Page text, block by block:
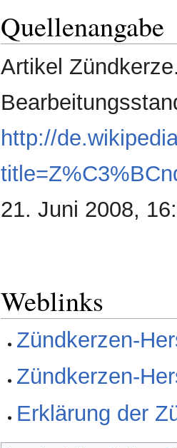
Quellenangabe
Artikel
http://
21. Juni 2008,
Weblinks
Zündkerzen-
Zündkerzen-
Erklärung der